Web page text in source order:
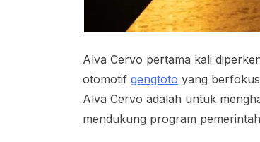
Alva Cervo pertama kali
otomotif gengtoto yang
Alva Cervo adalah untuk
mendukung program